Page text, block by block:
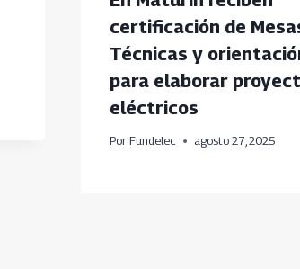
certificación de
Técnicas y
para elaborar
eléctricos
Por Fundelec agosto 27, 2025